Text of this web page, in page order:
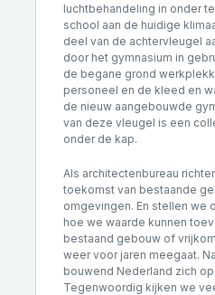
luchtbehandeling in onder
school aan de huidige
deel van de achtervleugel
door het gymnasium in
de begane grond
personeel en de kleed en
de nieuw aangebouwde
van deze vleugel is een
onder de kap.
Als architectenbureau
toekomst van bestaande
omgevingen. En stellen we
hoe we waarde kunnen
bestaand gebouw of
weer voor jaren meegaat.
bouwend Nederland zich
Tegenwoordig kijken we